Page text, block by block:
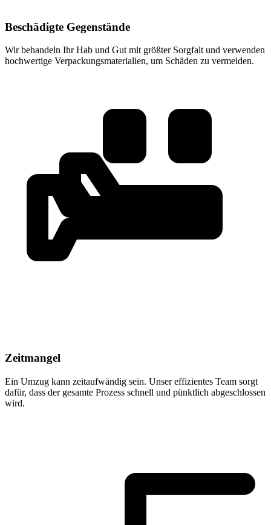
Beschädigte Gegenstände
Wir behandeln Ihr Hab und Gut mit größter Sorgfalt und verwenden
hochwertige Verpackungsmaterialien, um Schäden zu vermeiden.
Zeitmangel
Ein Umzug kann zeitaufwändig sein. Unser effizientes Team sorgt
dafür, dass der gesamte Prozess schnell und pünktlich abgeschlossen
wird.